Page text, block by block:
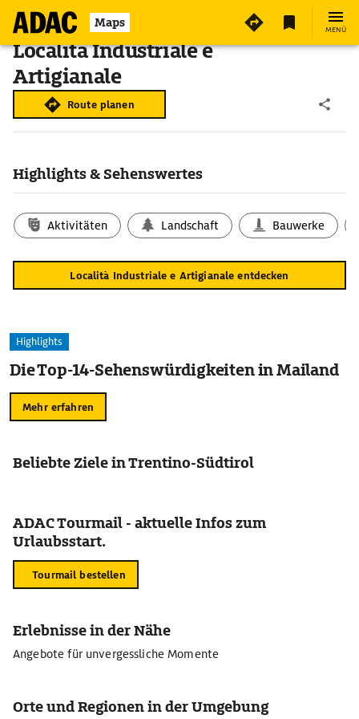
Maps MENÜ
Località Industriale e
Artigianale
Route planen
Highlights & Sehenswertes
Aktivitäten Landschaft Bauwerke
Località Industriale e Artigianale entdecken
Highlights
Die Top-14-Sehenswürdigkeiten in Mailand
Mehr erfahren
Beliebte Ziele in Trentino-Südtirol
ADAC Tourmail - aktuelle Infos zum
Urlaubsstart.
Tourmail bestellen
Erlebnisse in der Nähe
Angebote für unvergessliche Momente
Orte und Regionen in der Umgebung